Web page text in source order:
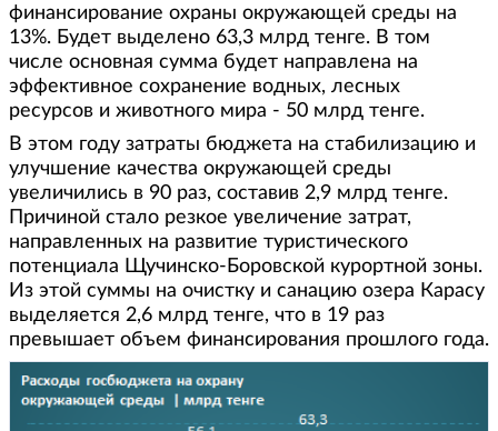
финансирование охраны окружающей среды на
13%. Будет выделено 63,3 млрд тенге. В том
числе основная сумма будет направлена на
эффективное сохранение водных, лесных
ресурсов и животного мира - 50 млрд тенге.
В этом году затраты бюджета на стабилизацию и
улучшение качества окружающей среды
увеличились в 90 раз, составив 2,9 млрд тенге.
Причиной стало резкое увеличение затрат,
направленных на развитие туристического
потенциала Щучинско-Боровской курортной зоны.
Из этой суммы на очистку и санацию озера Карасу
выделяется 2,6 млрд тенге, что в 19 раз
превышает объем финансирования прошлого года.